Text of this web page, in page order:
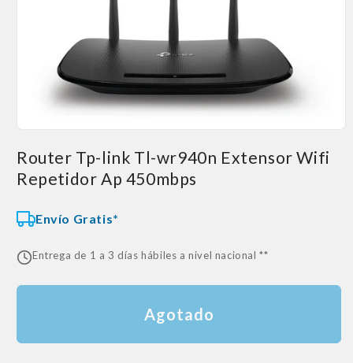
multimedia
en
modal
Router Tp-link Tl-wr940n Extensor Wifi
Repetidor Ap 450mbps
Envío Gratis*
Entrega de 1 a 3 días hábiles a nivel nacional **
Agotado